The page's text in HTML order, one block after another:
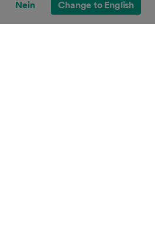
Nein Change to English